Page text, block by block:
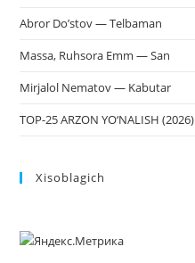
Abror Do’stov — Telbaman
Massa, Ruhsora Emm — San
Mirjalol Nematov — Kabutar
TOP-25 ARZON YO‘NALISH (2026)
Xisoblagich